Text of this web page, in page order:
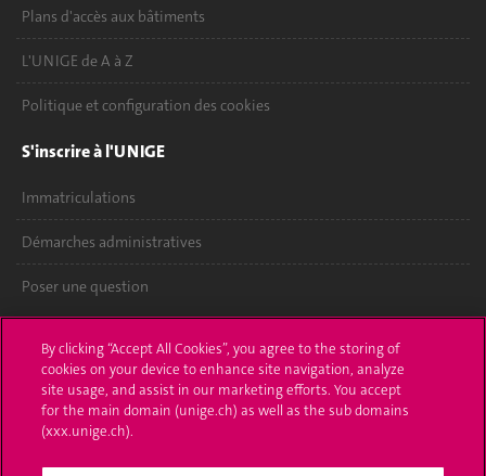
Plans d'accès aux bâtiments
L'UNIGE de A à Z
Politique et configuration des cookies
S'inscrire à l'UNIGE
Immatriculations
Démarches administratives
Poser une question
UNIGE Mobile
Médias
Offres d'emploi
By clicking “Accept All Cookies”, you agree to the storing of
cookies on your device to enhance site navigation, analyze
site usage, and assist in our marketing efforts. You accept
for the main domain (unige.ch) as well as the sub domains
(xxx.unige.ch).